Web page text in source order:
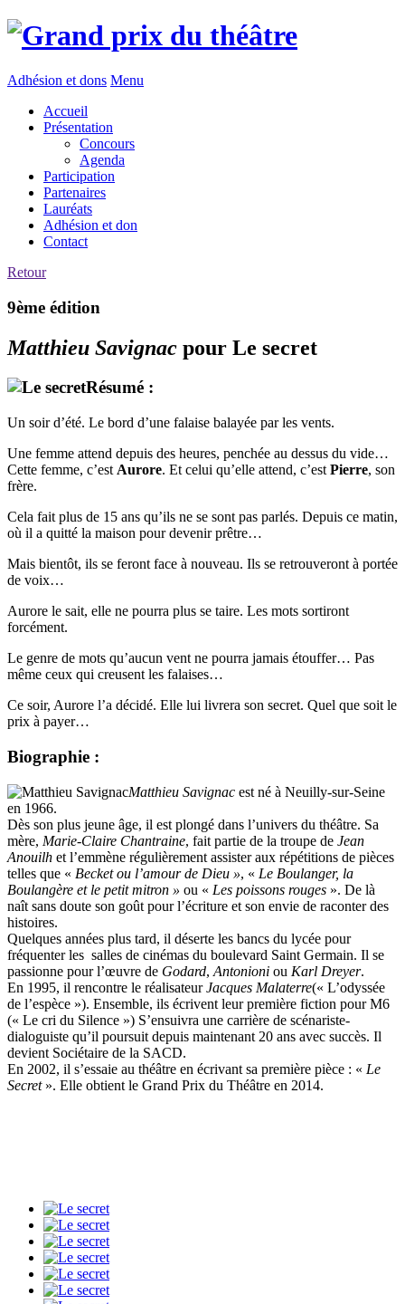
Adhésion et dons Menu
Accueil
Présentation
Concours
Agenda
Participation
Partenaires
Lauréats
Adhésion et don
Contact
Retour
9ème édition
Matthieu Savignac pour Le secret
Résumé :
Un soir d’été. Le bord d’une falaise balayée par les vents.
Une femme attend depuis des heures, penchée au dessus du vide…
Cette femme, c’est Aurore. Et celui qu’elle attend, c’est Pierre, son
frère.
Cela fait plus de 15 ans qu’ils ne se sont pas parlés. Depuis ce matin,
où il a quitté la maison pour devenir prêtre…
Mais bientôt, ils se feront face à nouveau. Ils se retrouveront à portée
de voix…
Aurore le sait, elle ne pourra plus se taire. Les mots sortiront
forcément.
Le genre de mots qu’aucun vent ne pourra jamais étouffer… Pas
même ceux qui creusent les falaises…
Ce soir, Aurore l’a décidé. Elle lui livrera son secret. Quel que soit le
prix à payer…
Biographie :
Matthieu Savignac est né à Neuilly-sur-Seine
en 1966.
Dès son plus jeune âge, il est plongé dans l’univers du théâtre. Sa
mère, Marie-Claire Chantraine, fait partie de la troupe de Jean
Anouilh et l’emmène régulièrement assister aux répétitions de pièces
telles que « Becket ou l’amour de Dieu », « Le Boulanger, la
Boulangère et le petit mitron » ou « Les poissons rouges ». De là
naît sans doute son goût pour l’écriture et son envie de raconter des
histoires.
Quelques années plus tard, il déserte les bancs du lycée pour
fréquenter les salles de cinémas du boulevard Saint Germain. Il se
passionne pour l’œuvre de Godard, Antonioni ou Karl Dreyer.
En 1995, il rencontre le réalisateurJacques Malaterre(« L’odyssée
de l’espèce »). Ensemble, ils écrivent leur première fiction pour M6
(« Le cri du Silence ») S’ensuivra une carrière de scénariste-
dialoguiste qu’il poursuit depuis maintenant 20 ans avec succès. Il
devient Sociétaire de la SACD.
En 2002, il s’essaie au théâtre en écrivant sa première pièce : « Le
Secret ». Elle obtient le Grand Prix du Théâtre en 2014.